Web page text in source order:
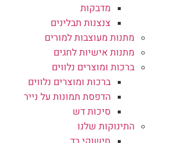
מדבקות
צנצנות תבלינים
מתנות מעוצבות למורים
מתנות אישיות לחגים
ברכות ומוצרים נלווים
ברכות ומוצרים נלווים
הדפסת תמונות על נייר
סיכות דש
התינוקות שלנו